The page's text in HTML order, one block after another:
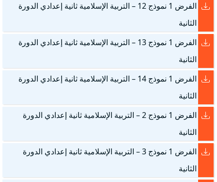
الفرض 1 نموذج 12 – التربية الإسلامية ثانية إعدادي الدورة
الثانية
الفرض 1 نموذج 13 – التربية الإسلامية ثانية إعدادي الدورة
الثانية
الفرض 1 نموذج 14 – التربية الإسلامية ثانية إعدادي الدورة
الثانية
الفرض 1 نموذج 2 – التربية الإسلامية ثانية إعدادي الدورة
الثانية
الفرض 1 نموذج 3 – التربية الإسلامية ثانية إعدادي الدورة
الثانية